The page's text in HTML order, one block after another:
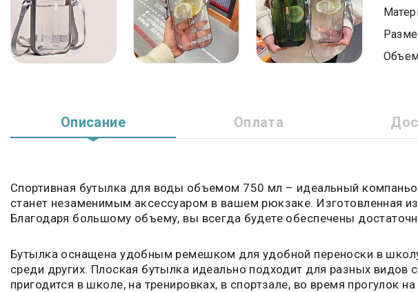
Описание Оплата
Спортивная бутылка для воды объемом 750 мл – идеальный
станет незаменимым аксессуаром в вашем рюкзаке. Изготовленная
Благодаря большому объему, вы всегда будете обеспечены
Бутылка оснащена удобным ремешком для удобной переноски в
среди других. Плоская бутылка идеально подходит для разных видов
пригодится в школе, на тренировках, в спортзале, во время прогулок